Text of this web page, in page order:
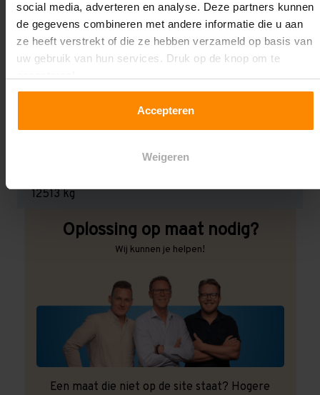
social media, adverteren en analyse. Deze partners kunnen
de gegevens combineren met andere informatie die u aan
ze heeft verstrekt of die ze hebben verzameld op basis van
uw gebruik van hun services. Druk op de knop om te
Accepteren
Weigeren
Aantal niveaus:
3
Kleur staanders:
Galva
Draagkracht per liggerniveau:
12513 kg
Oplossing op maat nodig?
Wij kunnen je helpen!
Een maat die niet op de site staat? Hogere